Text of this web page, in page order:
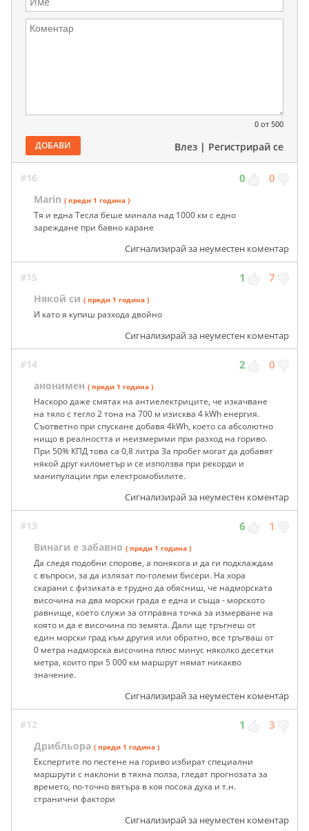
0 от 500
ДОБАВИ Влез | Регистрирай се
#16 0 0
Marin ( преди 1 година )
Тя и една Тесла беше минала над 1000 км с едно
зареждане при бавно каране
Сигнализирай за неуместен коментар
#15 1 7
Някой си ( преди 1 година )
И като я купиш разхода двойно
Сигнализирай за неуместен коментар
#14 2 0
анонимен ( преди 1 година )
Наскоро даже смятах на антиелектриците, че изкачване
на тяло с тегло 2 тона на 700 м изисква 4 kWh енергия.
Съответно при спускане добавя 4kWh, което са абсолютно
нищо в реалността и неизмерими при разход на гориво.
При 50% КПД това са 0,8 литра За пробег могат да добавят
някой друг километър и се използва при рекорди и
манипулации при електромобилите.
Сигнализирай за неуместен коментар
#13 6 1
Винаги е забавно ( преди 1 година )
Да следя подобни спорове, а понякога и да ги подклаждам
с въпроси, за да излязат по-големи бисери. На хора
скарани с физиката е трудно да обясниш, че надморската
височина на два морски града е една и съща - морското
равнище, което служи за отправна точка за измерване на
която и да е височина по земята. Дали ще тръгнеш от
един морски град към другия или обратно, все тръгваш от
0 метра надморска височина плюс минус няколко десетки
метра, които при 5 000 км маршрут нямат никакво
значение.
Сигнализирай за неуместен коментар
#12 1 3
Дрибльора ( преди 1 година )
Експертите по пестене на гориво избират специални
маршрути с наклони в тяхна полза, гледат прогнозата за
времето, по-точно вятъра в коя посока духа и т.н.
странични фактори
Сигнализирай за неуместен коментар